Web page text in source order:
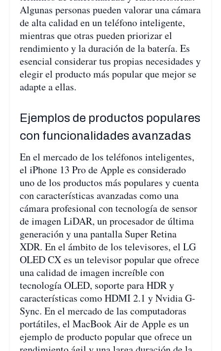
Algunas personas pueden valorar una cámara
de alta calidad en un teléfono inteligente,
mientras que otras pueden priorizar el
rendimiento y la duración de la batería. Es
esencial considerar tus propias necesidades y
elegir el producto más popular que mejor se
adapte a ellas.
Ejemplos de productos populares
con funcionalidades avanzadas
En el mercado de los teléfonos inteligentes,
el iPhone 13 Pro de Apple es considerado
uno de los productos más populares y cuenta
con características avanzadas como una
cámara profesional con tecnología de sensor
de imagen LiDAR, un procesador de última
generación y una pantalla Super Retina
XDR. En el ámbito de los televisores, el LG
OLED CX es un televisor popular que ofrece
una calidad de imagen increíble con
tecnología OLED, soporte para HDR y
características como HDMI 2.1 y Nvidia G-
Sync. En el mercado de las computadoras
portátiles, el MacBook Air de Apple es un
ejemplo de producto popular que ofrece un